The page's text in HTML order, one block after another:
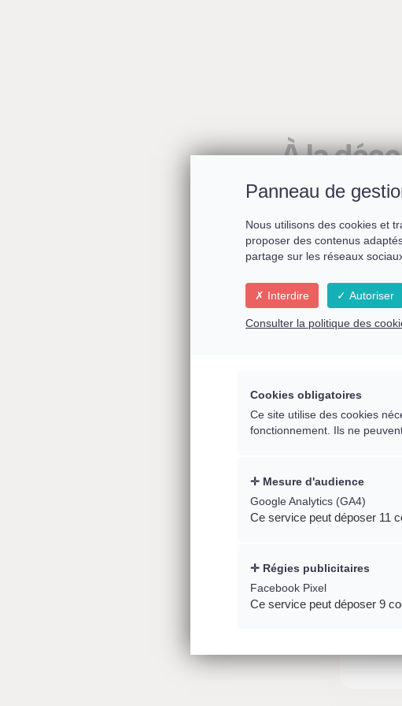
À la
Panneau de
Nous utilisons des cookies et
proposer des contenus
partage sur les réseaux
Interdire Autoriser
Consulter la politique des
Cookies obligatoires
Ce site utilise des cookies
fonctionnement. Ils ne
Mesure d'audience
Google Analytics (GA4)
Ce service peut déposer 11
Régies publicitaires
Facebook Pixel
Ce service peut déposer 9